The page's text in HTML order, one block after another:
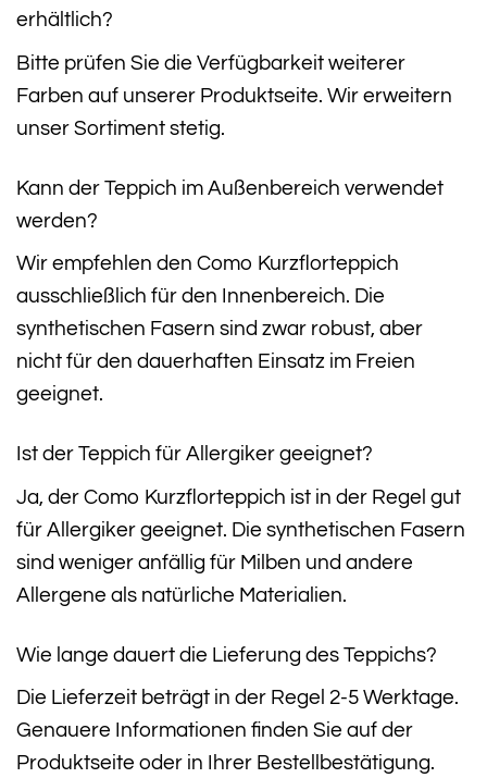
erhältlich?
Bitte prüfen Sie die Verfügbarkeit weiterer
Farben auf unserer Produktseite. Wir erweitern
unser Sortiment stetig.
Kann der Teppich im Außenbereich verwendet
werden?
Wir empfehlen den Como Kurzflorteppich
ausschließlich für den Innenbereich. Die
synthetischen Fasern sind zwar robust, aber
nicht für den dauerhaften Einsatz im Freien
geeignet.
Ist der Teppich für Allergiker geeignet?
Ja, der Como Kurzflorteppich ist in der Regel gut
für Allergiker geeignet. Die synthetischen Fasern
sind weniger anfällig für Milben und andere
Allergene als natürliche Materialien.
Wie lange dauert die Lieferung des Teppichs?
Die Lieferzeit beträgt in der Regel 2-5 Werktage.
Genauere Informationen finden Sie auf der
Produktseite oder in Ihrer Bestellbestätigung.